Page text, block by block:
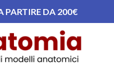
PARTIRE DA 200€